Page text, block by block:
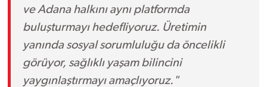
ve Adana halkını aynı platformda
buluşturmayı hedefliyoruz. Üretimin
yanında sosyal sorumluluğu da öncelikli
görüyor, sağlıklı yaşam bilincini
yaygınlaştırmayı amaçlıyoruz."